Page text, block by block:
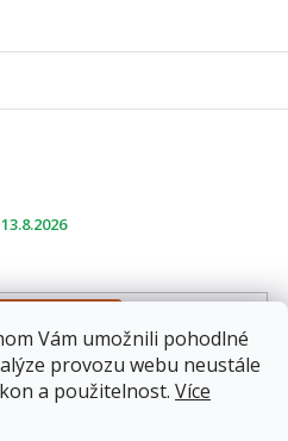
Vám umožnili pohodlné
provozu webu neustále
a použitelnost. Více
13.8.2026